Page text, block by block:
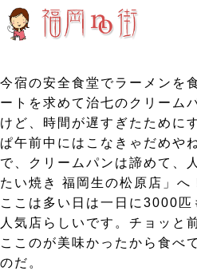
今宿の安全食堂でラーメンを
ートを求めて治七のクリーム
けど、時間が遅すぎたために
ぱ午前中にはこなきゃだめや
で、クリームパンは諦めて、
たい焼き 福岡生の松原店」へ
ここは多い日は一日に3000
人気店らしいです。チョッと
ここのが美味かったから食べ
のだ。